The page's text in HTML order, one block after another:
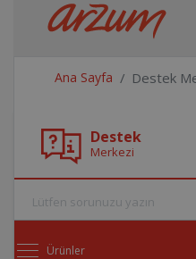
Ana Sayfa Destek
Destek
Merkezi
Ürünler